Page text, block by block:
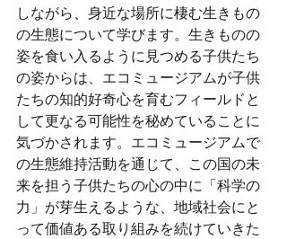
しながら、身近な場所に棲む生きもの
の生態について学びます。生きものの
姿を食い入るように見つめる子供たち
の姿からは、エコミュージアムが子供
たちの知的好奇心を育むフィールドと
して更なる可能性を秘めていることに
気づかされます。エコミュージアムで
の生態維持活動を通じて、この国の未
来を担う子供たちの心の中に「科学の
力」が芽生えるような、地域社会にと
って価値ある取り組みを続けていきた